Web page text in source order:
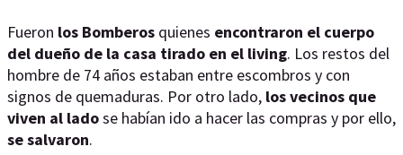
Fueron los Bomberos quienes encontraron el cuerpo
del dueño de la casa tirado en el living. Los restos del
hombre de 74 años estaban entre escombros y con
signos de quemaduras. Por otro lado, los vecinos que
viven al ladose habían ido a hacer las compras y por ello,
se salvaron.